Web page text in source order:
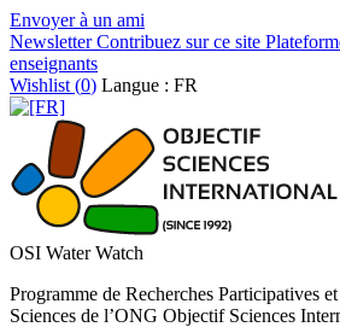
Envoyer à un ami
NewsletterContribuez sur ce site
enseignants
Wishlist (0) Langue : FR
OSI Water Watch
Programme de Recherches Participatives
Sciences de l’ONG Objectif Sciences